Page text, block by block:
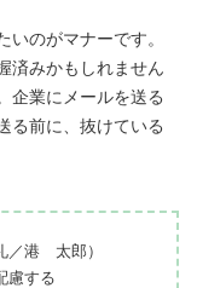
のがマナーです。
済みかもしれません
企業にメールを送る
る前に、抜けている
／港 太郎）
慮する